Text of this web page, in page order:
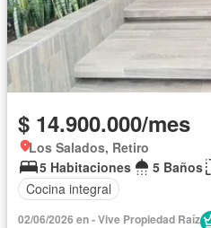
$ 14.900.000/mes
Los Salados, Retiro
5 Habitaciones
5 Baños
Cocina integral
02/06/2026 en - Vive Propiedad Raíz